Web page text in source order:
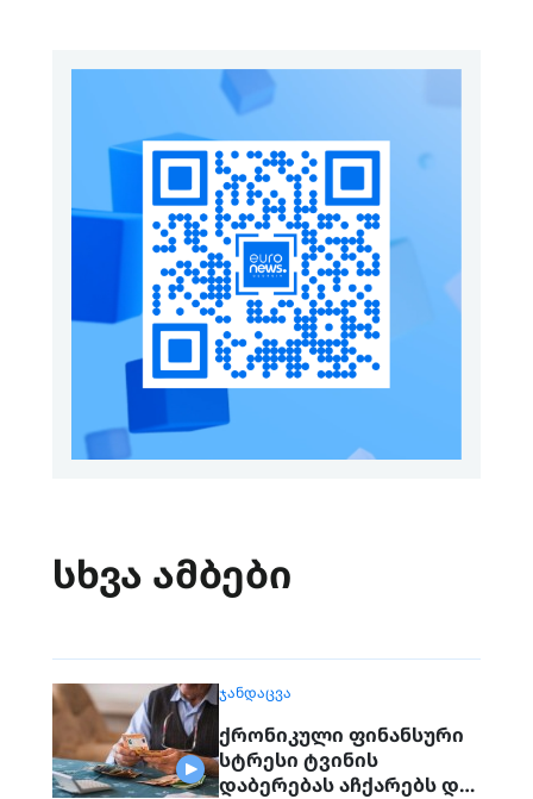
სხვა ამბები
ᲯᲐᲜᲓᲐᲪᲕᲐ
ქრონიკული ფინანსური
სტრესი ტვინის
დაბერებას აჩქარებს და